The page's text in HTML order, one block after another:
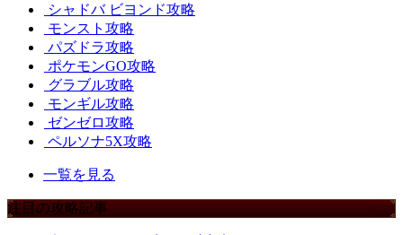
シャドバ ビヨンド攻略
モンスト攻略
パズドラ攻略
ポケモンGO攻略
グラブル攻略
モンギル攻略
ゼンゼロ攻略
ペルソナ5X攻略
一覧を見る
注目の攻略記事